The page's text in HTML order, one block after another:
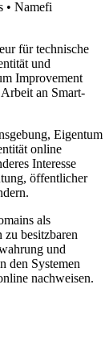
• Namefi
für technische
und
Improvement
an Smart-
Eigentum
online
Interesse
öffentlicher
als
besitzbaren
und
den Systemen
nachweisen.